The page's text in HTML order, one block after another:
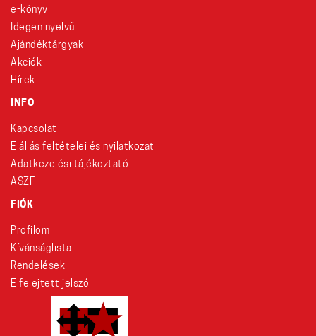
e-könyv
Idegen nyelvű
Ajándéktárgyak
Akciók
Hírek
INFO
Kapcsolat
Elállás feltételei és nyilatkozat
Adatkezelési tájékoztató
ÁSZF
FIÓK
Profilom
Kívánságlista
Rendelések
Elfelejtett jelszó